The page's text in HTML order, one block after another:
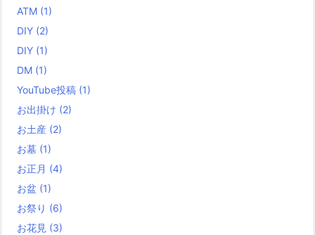
ATM (1)
DIY (2)
DIY (1)
DM (1)
YouTube投稿 (1)
お出掛け (2)
お土産 (2)
お墓 (1)
お正月 (4)
お盆 (1)
お祭り (6)
お花見 (3)